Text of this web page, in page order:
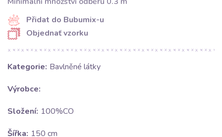
Přidat do Bubumix-u
Objednať vzorku
Kategorie: Bavlněné látky
Výrobce:
Složení: 100%CO
Šířka: 150 cm